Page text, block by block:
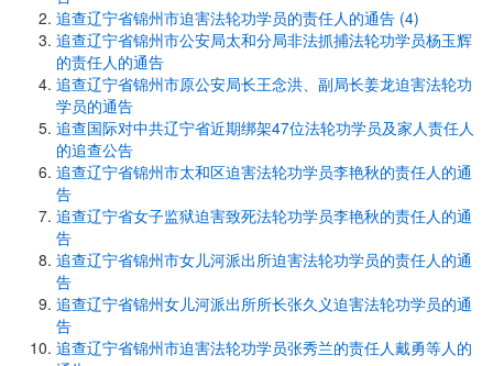
追查辽宁省锦州市迫害法轮功学员的责任人的通告 (4)
追查辽宁省锦州市公安局太和分局非法抓捕法轮功学员杨玉辉
的责任人的通告
追查辽宁省锦州市原公安局长王念洪、副局长姜龙迫害法轮功
学员的通告
追查国际对中共辽宁省近期绑架47位法轮功学员及家人责任人
的追查公告
追查辽宁省锦州市太和区迫害法轮功学员李艳秋的责任人的通
告
追查辽宁省女子监狱迫害致死法轮功学员李艳秋的责任人的通
告
追查辽宁省锦州市女儿河派出所迫害法轮功学员的责任人的通
告
追查辽宁省锦州女儿河派出所所长张久义迫害法轮功学员的通
告
追查辽宁省锦州市迫害法轮功学员张秀兰的责任人戴勇等人的